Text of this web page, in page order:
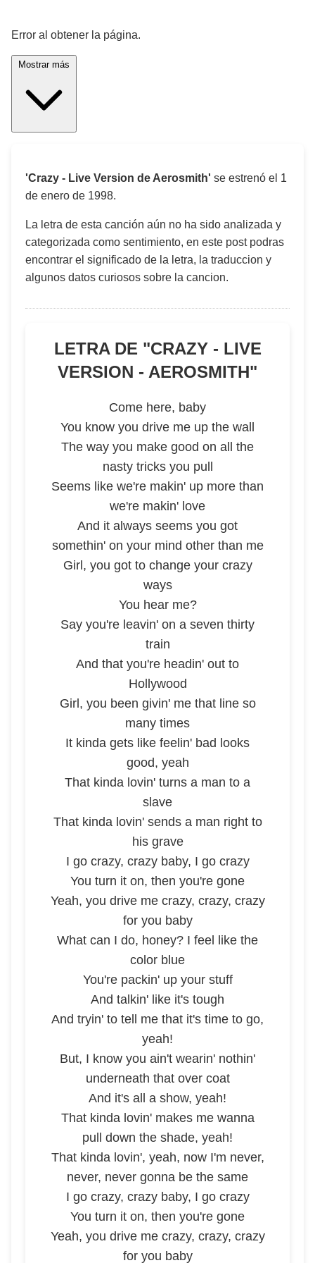
Error al obtener la página.
'Crazy - Live Version de Aerosmith' se estrenó el 1
de enero de 1998.
La letra de esta canción aún no ha sido analizada y
categorizada como sentimiento, en este post podras
encontrar el significado de la letra, la traduccion y
algunos datos curiosos sobre la cancion.
LETRA DE "CRAZY - LIVE
VERSION - AEROSMITH"
Come here, baby
You know you drive me up the wall
The way you make good on all the
nasty tricks you pull
Seems like we're makin' up more than
we're makin' love
And it always seems you got
somethin' on your mind other than me
Girl, you got to change your crazy
ways
You hear me?
Say you're leavin' on a seven thirty
train
And that you're headin' out to
Hollywood
Girl, you been givin' me that line so
many times
It kinda gets like feelin' bad looks
good, yeah
That kinda lovin' turns a man to a
slave
That kinda lovin' sends a man right to
his grave
I go crazy, crazy baby, I go crazy
You turn it on, then you're gone
Yeah, you drive me crazy, crazy, crazy
for you baby
What can I do, honey? I feel like the
color blue
You're packin' up your stuff
And talkin' like it's tough
And tryin' to tell me that it's time to go,
yeah!
But, I know you ain't wearin' nothin'
underneath that over coat
And it's all a show, yeah!
That kinda lovin' makes me wanna
pull down the shade, yeah!
That kinda lovin', yeah, now I'm never,
never, never gonna be the same
I go crazy, crazy baby, I go crazy
You turn it on, then you're gone
Yeah, you drive me crazy, crazy, crazy
for you baby